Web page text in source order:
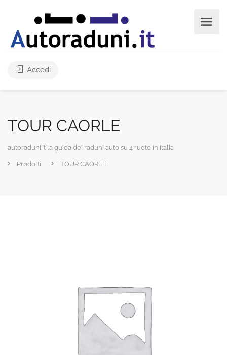
Accedi
TOUR CAORLE
autoraduni.it la guida dei raduni auto su 4 ruote in Italia
Prodotti TOUR CAORLE